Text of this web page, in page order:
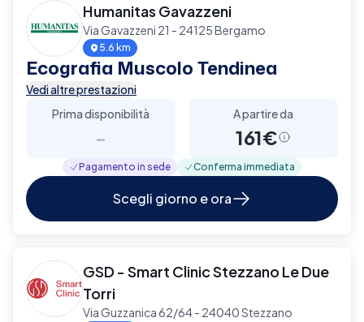
Humanitas Gavazzeni
Via Gavazzeni 21 - 24125 Bergamo
5.6 km
Ecografia Muscolo Tendinea
Vedi altre prestazioni
Prima disponibilità
-
A partire da
161€
Pagamento in sede Conferma immediata
Scegli giorno e ora
GSD - Smart Clinic Stezzano Le Due
Torri
Via Guzzanica 62/64 - 24040 Stezzano